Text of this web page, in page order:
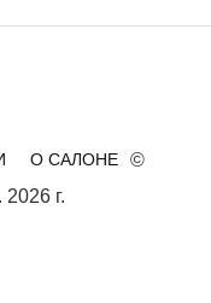
О САЛОНЕ
©
г.